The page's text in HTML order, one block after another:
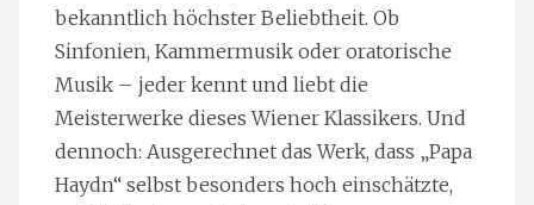
bekanntlich höchster Beliebtheit. Ob
Sinfonien, Kammermusik oder oratorische
Musik – jeder kennt und liebt die
Meisterwerke dieses Wiener Klassikers. Und
dennoch: Ausgerechnet das Werk, dass „Papa
Haydn“ selbst besonders hoch einschätzte,